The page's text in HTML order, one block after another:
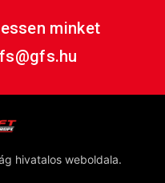
minket
hivatalos weboldala.